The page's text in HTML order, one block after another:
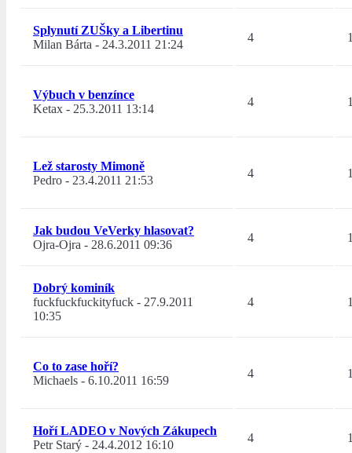
Splynutí ZUŠky a Libertinu
Milan Bárta - 24.3.2011 21:24
4
Výbuch v benzínce
Ketax - 25.3.2011 13:14
4
Lež starosty Mimoně
Pedro - 23.4.2011 21:53
4
Jak budou VeVerky hlasovat?
Ojra-Ojra - 28.6.2011 09:36
4
Dobrý kominík
fuckfuckfuckityfuck - 27.9.2011
10:35
4
Co to zase hoří?
Michaels - 6.10.2011 16:59
4
Hoří LADEO v Nových Zákupech
Petr Starý - 24.4.2012 16:10
4